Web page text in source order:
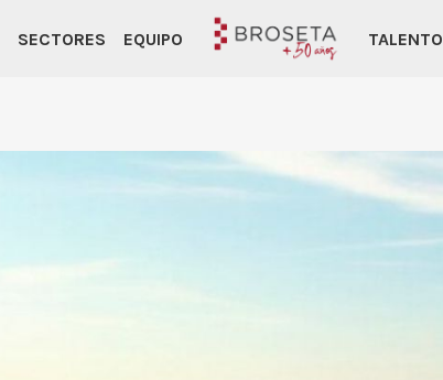
SECTORES EQUIPO TALENTO